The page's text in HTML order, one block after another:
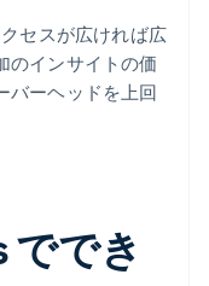
セスが広ければ広
のインサイトの価
バーヘッドを上回
ででき